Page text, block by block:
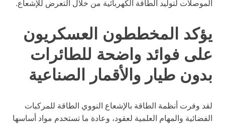
الموصلات لتوليد الطاقة الكهربائية من خلال التعرض للإشعاع.
يؤكد المخططون العسكريون
على فوائد واضحة للطائرات
بدون طيار والأقمار الصناعية
لقد وفرت أنظمة الطاقة بالإشعاع النووي الطاقة للمركبات
الفضائية والمهام العلمية لعقود، وعادة ما تستخدم مواد أساسها